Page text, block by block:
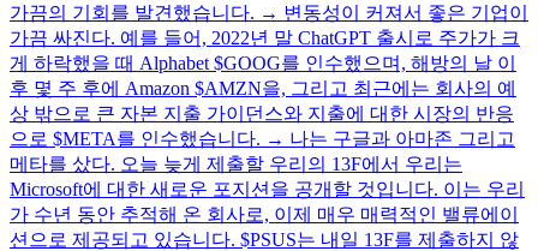
가끔의 기회를 발견했습니다. → 변동성이 커져서 좋은 기업이
가끔 싸진다. 예를 들어, 2022년 말 ChatGPT 출시로 주가가 크
게 하락했을 때 Alphabet $GOOG를 인수했으며, 해방의 날 이
후 몇 주 후에 Amazon $AMZN을, 그리고 최근에는 회사의 예
상 밖으로 큰 자본 지출 가이던스와 지출에 대한 시장의 반응
으로 $META를 인수했습니다. → 나는 구글과 아마존 그리고
메타를 샀다. 오늘 늦게 제출할 우리의 13F에서 우리는
Microsoft에 대한 새로운 포지션을 공개할 것입니다. 이는 우리
가 수년 동안 추적해 온 회사로, 이제 매우 매력적인 밸류에이
션으로 제공되고 있습니다. $PSUS는 내일 13F를 제출하지 않